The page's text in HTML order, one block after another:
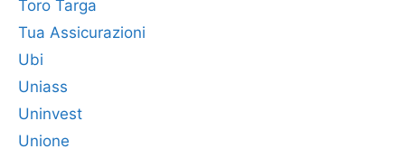
Toro Targa
Tua Assicurazioni
Ubi
Uniass
Uninvest
Unione